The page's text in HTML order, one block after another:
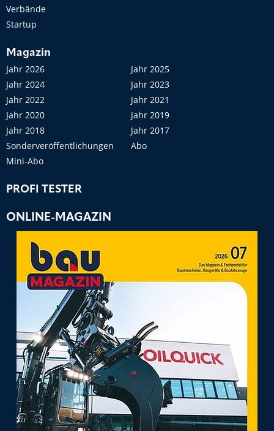
Verbände
Startup
Magazin
Jahr 2026
Jahr 2025
Jahr 2024
Jahr 2023
Jahr 2022
Jahr 2021
Jahr 2020
Jahr 2019
Jahr 2018
Jahr 2017
Sonderveröffentlichungen
Abo
Mini-Abo
PROFI TESTER
ONLINE-MAGAZIN